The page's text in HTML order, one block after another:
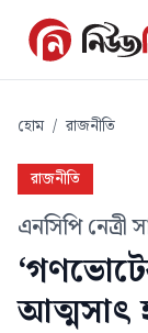
হোম / রাজনীতি
রাজনীতি
এনসিপি নেত্রী
আত্মসাৎ